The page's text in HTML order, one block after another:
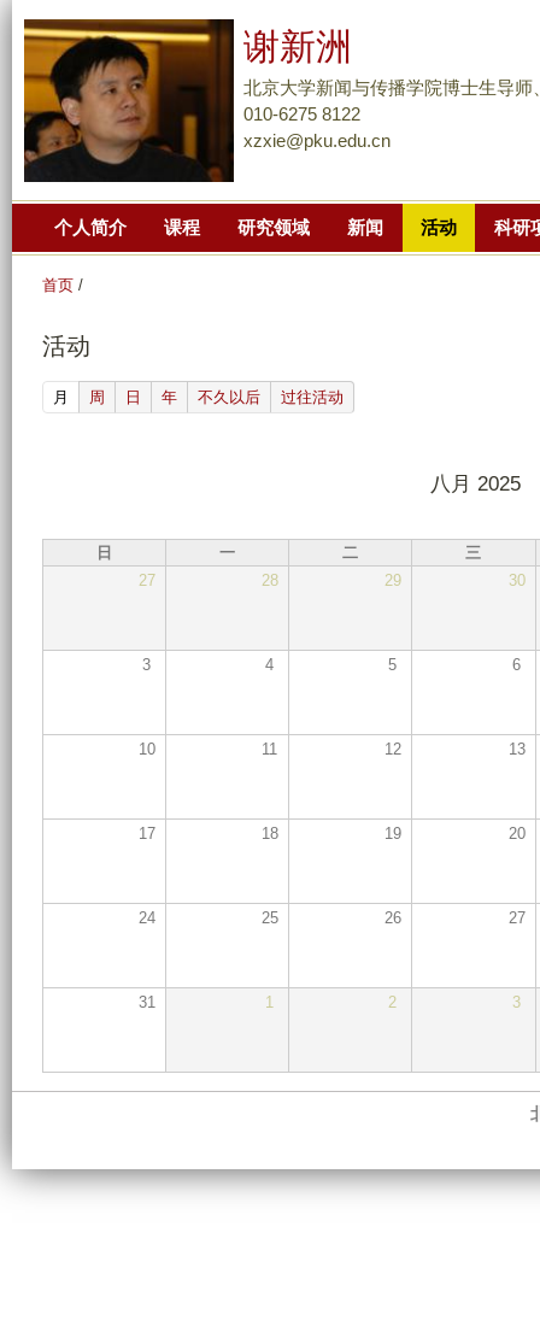
到
主
要
谢新洲
北京大学新闻与传播学院博士生导师
010-6275 8122
xzxie@pku.edu.cn
个人简介 课程 研究领域 新闻 活动 科研
首页 /
活动
月 (active tab)
周 日 年 不久以后 过往活动
八月 2025
日 一 二
三
27
28 29 30
3 4 5 6
10 11 12 13
17 18 19 20
24 25 26 27
31 1 2 3